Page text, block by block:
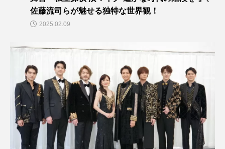
佐藤流司らが魅せる独特な世界観！
2025.02.09